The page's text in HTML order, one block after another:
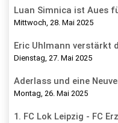
Luan Simnica ist Aues
Mittwoch, 28. Mai 2025
Eric Uhlmann verstärkt
Dienstag, 27. Mai 2025
Aderlass und eine
Montag, 26. Mai 2025
1. FC Lok Leipzig - FC